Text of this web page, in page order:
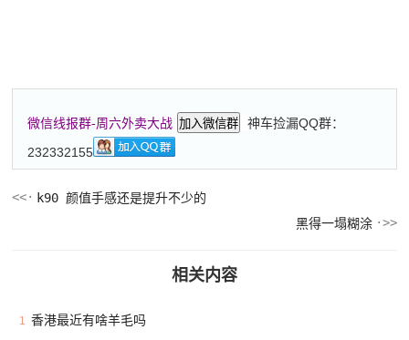
微信线报群-周六外卖大战 加入微信群
神车捡漏QQ群：
232332155
k90 颜值手感还是提升不少的
黑得一塌糊涂
相关内容
1 香港最近有啥羊毛吗